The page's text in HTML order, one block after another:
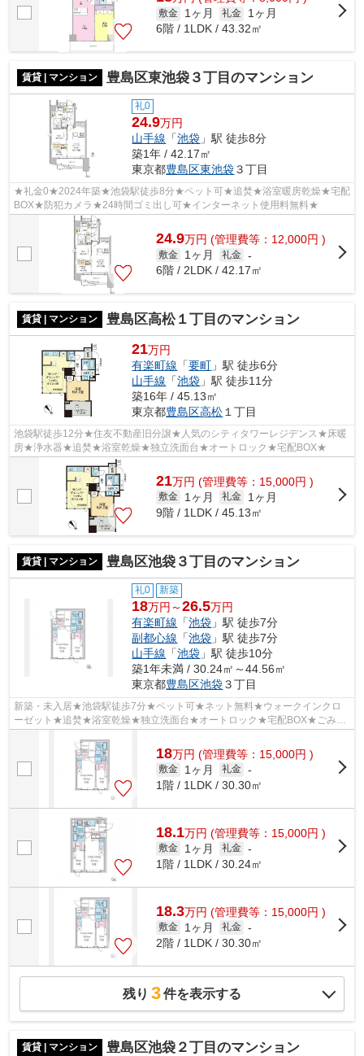
敷金 1ヶ月 礼金
1ヶ月
6階 / 1LDK / 43.32㎡
賃貸 | マンション 豊島区東池袋３丁目のマンション
礼0
24.9万円
山手線 「池袋 」駅 徒歩8分
築1年 / 42.17㎡
東京都豊島区東池袋３丁目
★礼金0★2024年築★池袋駅徒歩8分★ペット可★追焚★浴室暖房乾燥★宅配
BOX★防犯カメラ★24時間ゴミ出し可★インターネット使用料無料★
24.9万円 (管理費等：12,000円 )
敷金 1ヶ月 礼金 -
6階 / 2LDK / 42.17㎡
賃貸 | マンション 豊島区高松１丁目のマンション
21万円
有楽町線 「要町 」駅 徒歩6分
山手線 「池袋 」駅 徒歩11分
築16年 / 45.13㎡
東京都豊島区高松１丁目
池袋駅徒歩12分★住友不動産旧分譲★人気のシティタワーレジデンス★床暖
房★浄水器★追焚★浴室乾燥★独立洗面台★オートロック★宅配BOX★
21万円 (管理費等：15,000円 )
敷金 1ヶ月 礼金
1ヶ月
9階 / 1LDK / 45.13㎡
賃貸 | マンション 豊島区池袋３丁目のマンション
礼0 新築
18万円～26.5万円
有楽町線 「池袋 」駅 徒歩7分
副都心線 「池袋 」駅 徒歩7分
山手線 「池袋 」駅 徒歩10分
築1年未満 / 30.24㎡～44.56㎡
東京都豊島区池袋３丁目
新築・未入居★池袋駅徒歩7分★ペット可★ネット無料★ウォークインクロ
ーゼット★追焚★浴室乾燥★独立洗面台★オートロック★宅配BOX★ごみ置
18万円 (管理費等：15,000円 )
敷金 1ヶ月 礼金 -
1階 / 1LDK / 30.30㎡
18.1万円 (管理費等：15,000円 )
敷金 1ヶ月 礼金 -
1階 / 1LDK / 30.24㎡
18.3万円 (管理費等：15,000円 )
敷金 1ヶ月 礼金 -
2階 / 1LDK / 30.30㎡
残り 3件を表示する
賃貸 | マンション 豊島区池袋２丁目のマンション